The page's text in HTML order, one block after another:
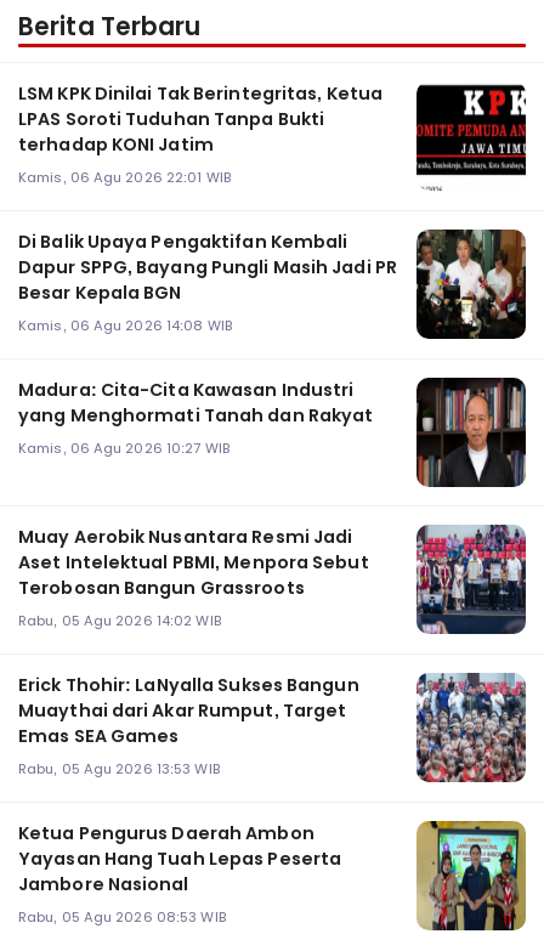
Berita Terbaru
LSM KPK Dinilai Tak Berintegritas, Ketua
LPAS Soroti Tuduhan Tanpa Bukti
terhadap KONI Jatim
Kamis, 06 Agu 2026 22:01 WIB
Di Balik Upaya Pengaktifan Kembali
Dapur SPPG, Bayang Pungli Masih Jadi PR
Besar Kepala BGN
Kamis, 06 Agu 2026 14:08 WIB
Madura: Cita-Cita Kawasan Industri
yang Menghormati Tanah dan Rakyat
Kamis, 06 Agu 2026 10:27 WIB
Muay Aerobik Nusantara Resmi Jadi
Aset Intelektual PBMI, Menpora Sebut
Terobosan Bangun Grassroots
Rabu, 05 Agu 2026 14:02 WIB
Erick Thohir: LaNyalla Sukses Bangun
Muaythai dari Akar Rumput, Target
Emas SEA Games
Rabu, 05 Agu 2026 13:53 WIB
Ketua Pengurus Daerah Ambon
Yayasan Hang Tuah Lepas Peserta
Jambore Nasional
Rabu, 05 Agu 2026 08:53 WIB